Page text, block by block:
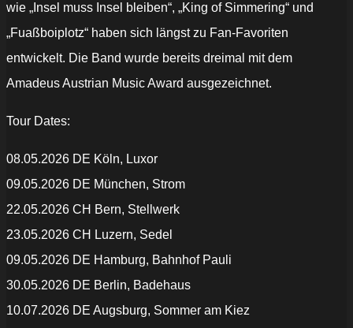
wie „Insel muss Insel bleiben“, „King of Simmering“ und
„Fuaßboiplotz“ haben sich längst zu Fan-Favoriten
entwickelt. Die Band wurde bereits dreimal mit dem
Amadeus Austrian Music Award ausgezeichnet.
Tour Dates:
08.05.2026 DE Köln, Luxor
09.05.2026 DE München, Strom
22.05.2026 CH Bern, Stellwerk
23.05.2026 CH Luzern, Sedel
09.05.2026 DE Hamburg, Bahnhof Pauli
30.05.2026 DE Berlin, Badehaus
10.07.2026 DE Augsburg, Sommer am Kiez